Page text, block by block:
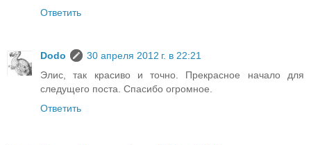
Ответить
Dodo
30 апреля 2012 г. в 22:21
Элис, так красиво и точно. Прекрасное начало для
следущего поста. Спасибо огромное.
Ответить